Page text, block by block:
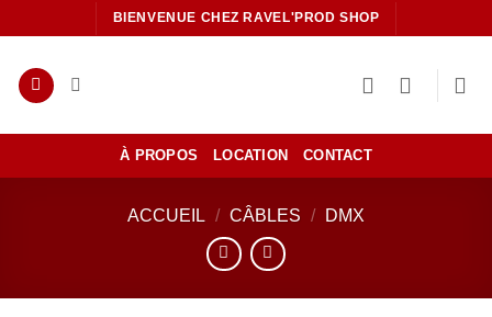
au
contenu
BIENVENUE CHEZ RAVEL'PROD SHOP
À PROPOS LOCATION CONTACT
ACCUEIL / CÂBLES / DMX